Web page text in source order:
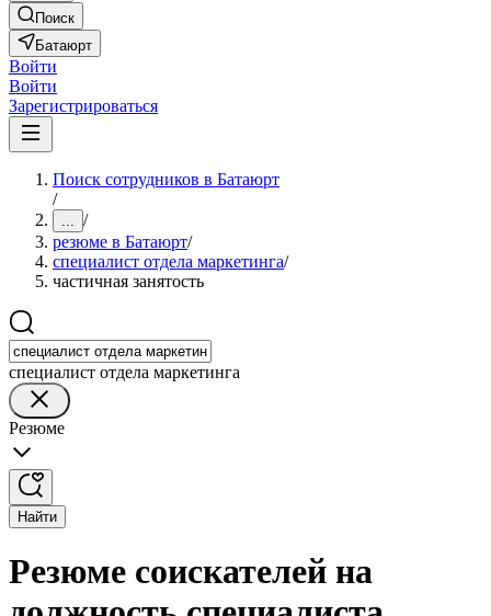
Поиск
Батаюрт
Войти
Войти
Зарегистрироваться
Поиск сотрудников в Батаюрт
/
... /
резюме в Батаюрт/
специалист отдела маркетинга/
частичная занятость
специалист отдела маркетинга
Резюме
Найти
Резюме соискателей на